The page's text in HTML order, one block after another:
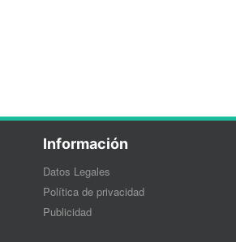
Información
Datos Legales
Política de privacidad
Publicidad